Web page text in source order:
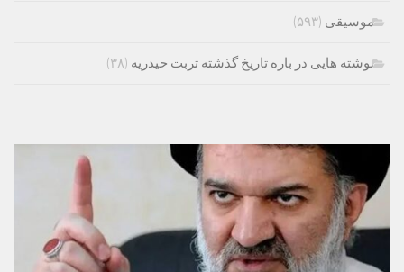
موسیقی (۵۹۳)
نوشته هایی در باره تاریخ گذشته تربت حیدریه (۳۸)